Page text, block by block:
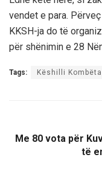
vendet e para.
KKSH-ja do të
për shënimin e 28
Tags: Këshilli
Me 80 vota për
të